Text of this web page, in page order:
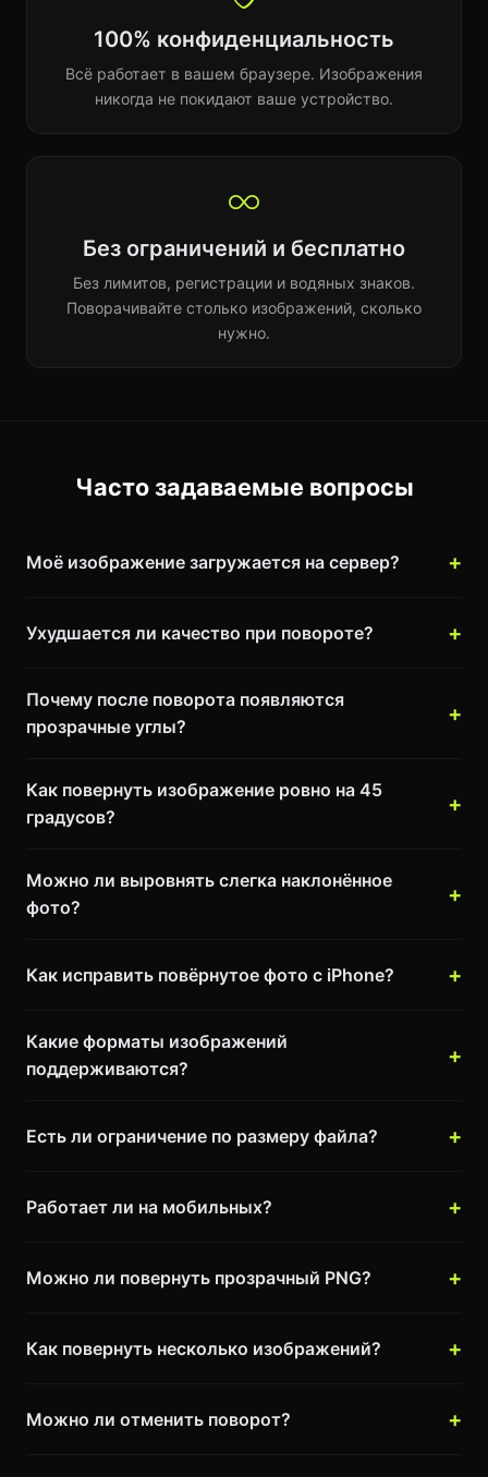
100% конфиденциальность
Всё работает в вашем браузере. Изображения
никогда не покидают ваше устройство.
Без ограничений и бесплатно
Без лимитов, регистрации и водяных знаков.
Поворачивайте столько изображений, сколько
нужно.
Часто задаваемые вопросы
Моё изображение загружается на сервер?
Ухудшается ли качество при повороте?
Почему после поворота появляются
прозрачные углы?
Как повернуть изображение ровно на 45
градусов?
Можно ли выровнять слегка наклонённое
фото?
Как исправить повёрнутое фото с iPhone?
Какие форматы изображений
поддерживаются?
Есть ли ограничение по размеру файла?
Работает ли на мобильных?
Можно ли повернуть прозрачный PNG?
Как повернуть несколько изображений?
Можно ли отменить поворот?